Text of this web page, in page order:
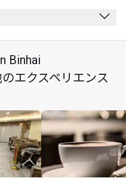
Binhai
エクスペリエンス